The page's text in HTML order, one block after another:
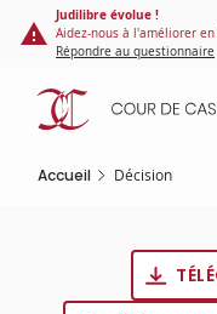
Panneau de gestion des
contenu
principal
Judilibre évolue !
Aidez-nous à l'améliorer
Répondre au questionnaire
Accueil Décision